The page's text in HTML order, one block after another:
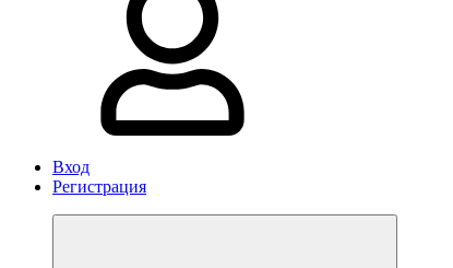
Вход
Регистрация